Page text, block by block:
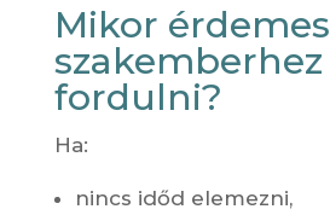
Mikor érdemes
szakemberhez
fordulni?
Ha:
nincs időd elemezni,